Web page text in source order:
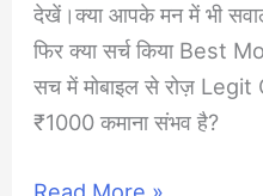
देखें।क्या आपके मन में भी
फिर क्या सर्च किया Best
सच में मोबाइल से रोज़
₹1000 कमाना संभव है?
Online
Read More »